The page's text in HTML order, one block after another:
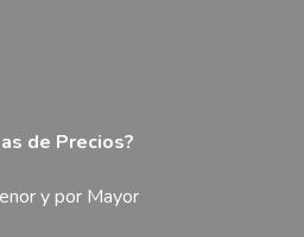
de Precios?
y por Mayor